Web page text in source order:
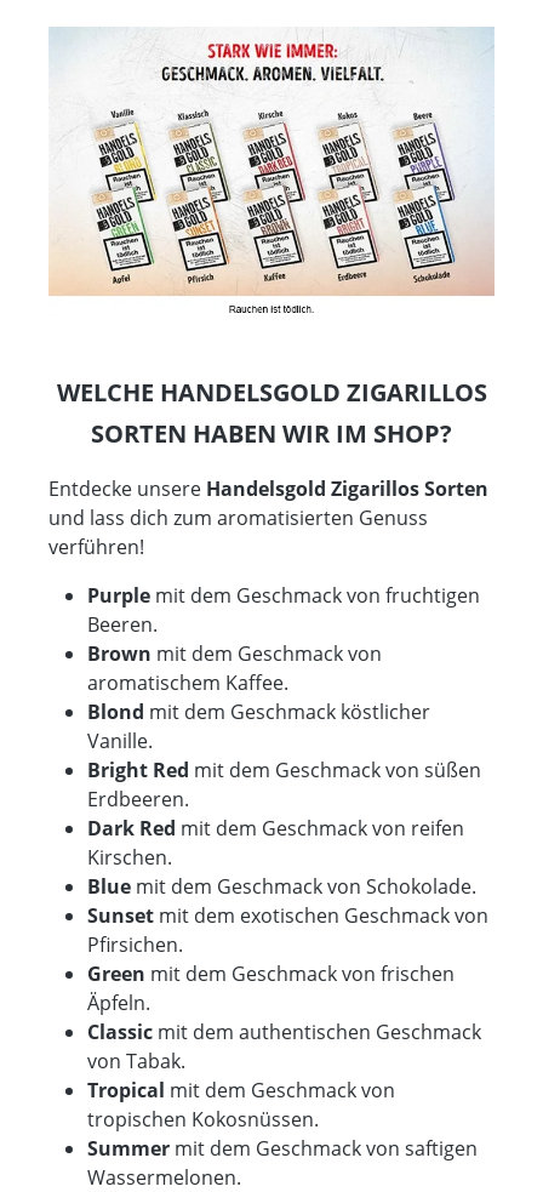
WELCHE HANDELSGOLD ZIGARILLOS
SORTEN HABEN WIR IM SHOP?
Entdecke unsere Handelsgold Zigarillos Sorten
und lass dich zum aromatisierten Genuss
verführen!
Purple mit dem Geschmack von fruchtigen
Beeren.
Brown mit dem Geschmack von
aromatischem Kaffee.
Blond mit dem Geschmack köstlicher
Vanille.
Bright Red mit dem Geschmack von süßen
Erdbeeren.
Dark Red mit dem Geschmack von reifen
Kirschen.
Blue mit dem Geschmack von Schokolade.
Sunset mit dem exotischen Geschmack von
Pfirsichen.
Green mit dem Geschmack von frischen
Äpfeln.
Classic mit dem authentischen Geschmack
von Tabak.
Tropical mit dem Geschmack von
tropischen Kokosnüssen.
Summer mit dem Geschmack von saftigen
Wassermelonen.